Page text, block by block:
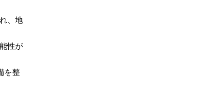
、地
性が
を整